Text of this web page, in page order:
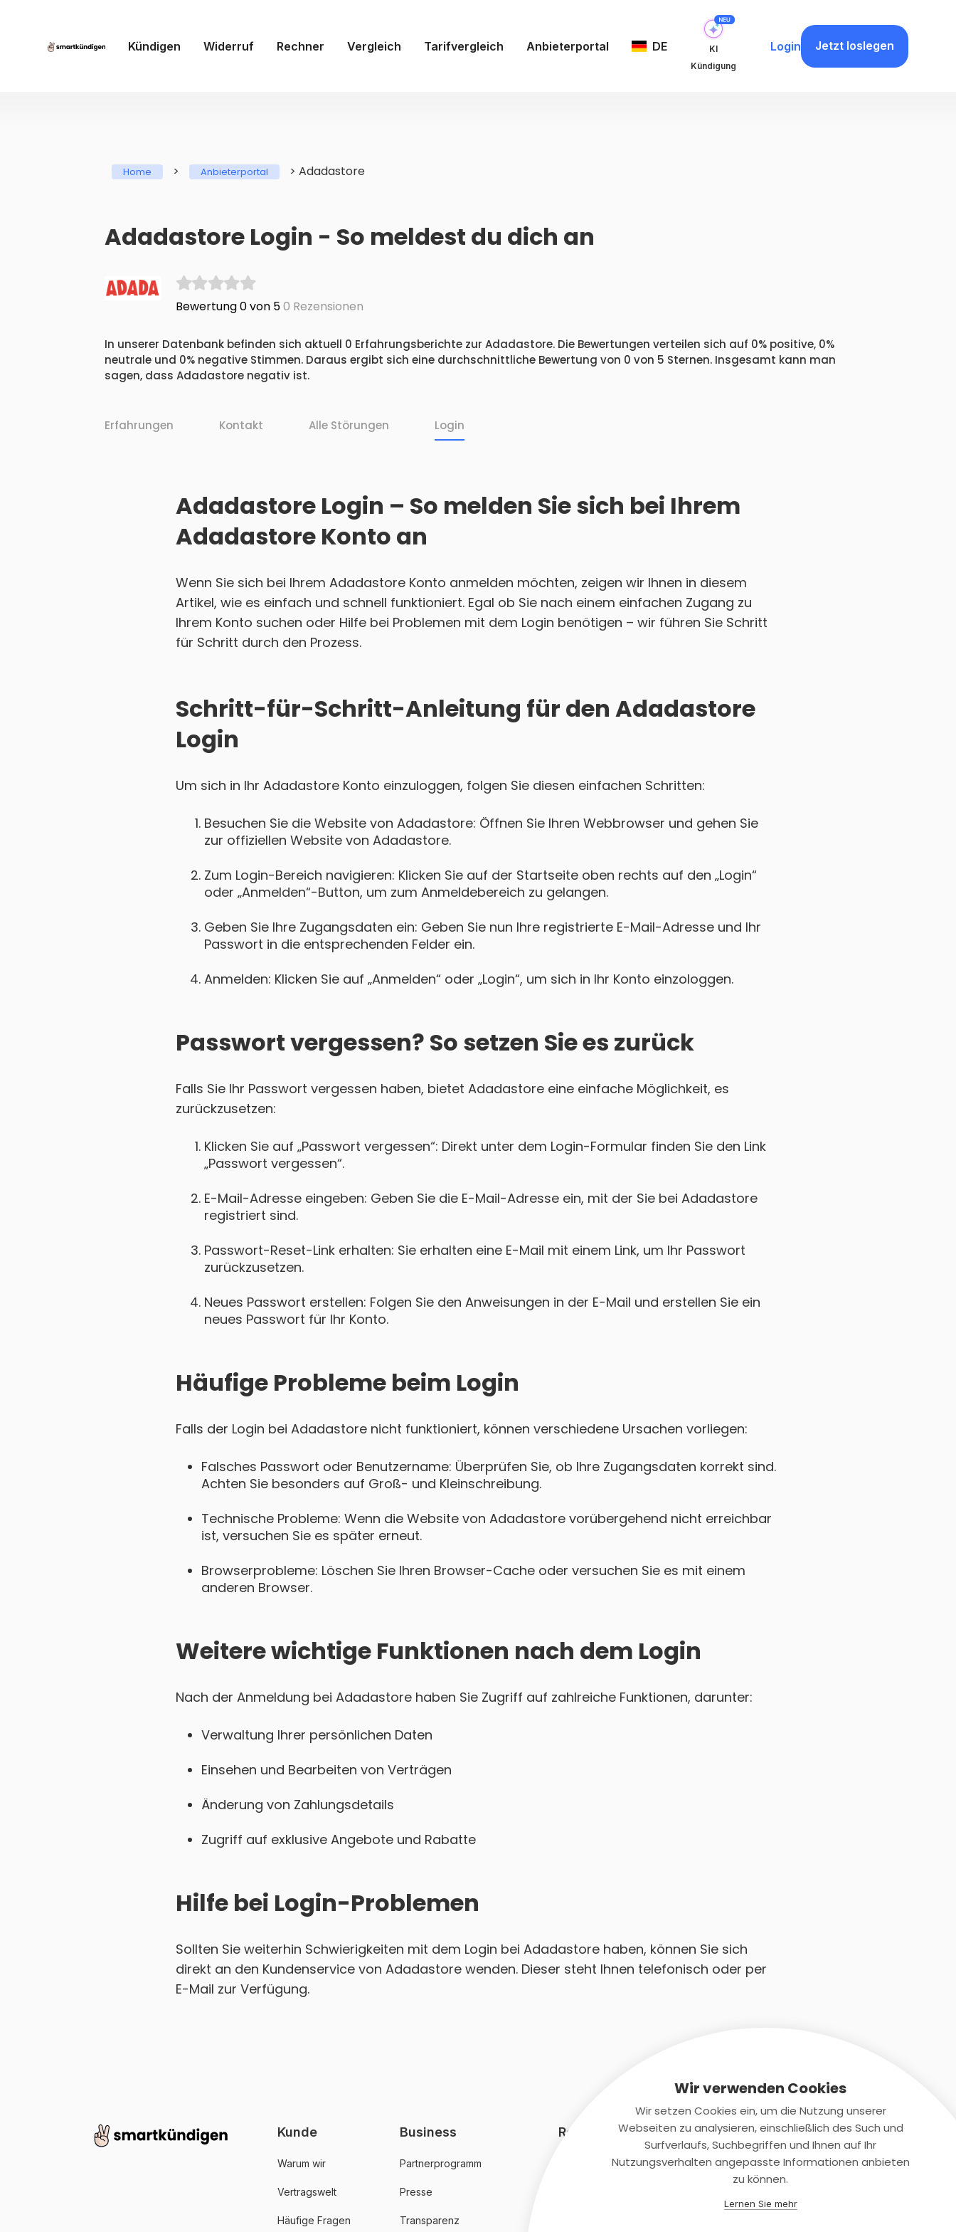
Kündigen Widerruf Rechner Vergleich Tarifvergleich Anbieterportal DE
KI
Kündigung
Login Jetzt loslegen
Home > Anbieterportal > Adadastore
Adadastore Login - So meldest du dich an
Bewertung 0 von 50 Rezensionen
In unserer Datenbank befinden sich aktuell 0 Erfahrungsberichte zur Adadastore. Die Bewertungen verteilen sich auf 0% positive, 0%
neutrale und 0% negative Stimmen. Daraus ergibt sich eine durchschnittliche Bewertung von 0 von 5 Sternen. Insgesamt kann man
sagen, dass Adadastore negativ ist.
Erfahrungen Kontakt Alle Störungen Login
Adadastore Login – So melden Sie sich bei Ihrem
Adadastore Konto an
Wenn Sie sich bei Ihrem Adadastore Konto anmelden möchten, zeigen wir Ihnen in diesem
Artikel, wie es einfach und schnell funktioniert. Egal ob Sie nach einem einfachen Zugang zu
Ihrem Konto suchen oder Hilfe bei Problemen mit dem Login benötigen – wir führen Sie Schritt
für Schritt durch den Prozess.
Schritt-für-Schritt-Anleitung für den Adadastore
Login
Um sich in Ihr Adadastore Konto einzuloggen, folgen Sie diesen einfachen Schritten:
Besuchen Sie die Website von Adadastore: Öffnen Sie Ihren Webbrowser und gehen Sie
zur offiziellen Website von Adadastore.
Zum Login-Bereich navigieren: Klicken Sie auf der Startseite oben rechts auf den „Login“
oder „Anmelden“-Button, um zum Anmeldebereich zu gelangen.
Geben Sie Ihre Zugangsdaten ein: Geben Sie nun Ihre registrierte E-Mail-Adresse und Ihr
Passwort in die entsprechenden Felder ein.
Anmelden: Klicken Sie auf „Anmelden“ oder „Login“, um sich in Ihr Konto einzologgen.
Passwort vergessen? So setzen Sie es zurück
Falls Sie Ihr Passwort vergessen haben, bietet Adadastore eine einfache Möglichkeit, es
zurückzusetzen:
Klicken Sie auf „Passwort vergessen“: Direkt unter dem Login-Formular finden Sie den Link
„Passwort vergessen“.
E-Mail-Adresse eingeben: Geben Sie die E-Mail-Adresse ein, mit der Sie bei Adadastore
registriert sind.
Passwort-Reset-Link erhalten: Sie erhalten eine E-Mail mit einem Link, um Ihr Passwort
zurückzusetzen.
Neues Passwort erstellen: Folgen Sie den Anweisungen in der E-Mail und erstellen Sie ein
neues Passwort für Ihr Konto.
Häufige Probleme beim Login
Falls der Login bei Adadastore nicht funktioniert, können verschiedene Ursachen vorliegen:
Falsches Passwort oder Benutzername: Überprüfen Sie, ob Ihre Zugangsdaten korrekt sind.
Achten Sie besonders auf Groß- und Kleinschreibung.
Technische Probleme: Wenn die Website von Adadastore vorübergehend nicht erreichbar
ist, versuchen Sie es später erneut.
Browserprobleme: Löschen Sie Ihren Browser-Cache oder versuchen Sie es mit einem
anderen Browser.
Weitere wichtige Funktionen nach dem Login
Nach der Anmeldung bei Adadastore haben Sie Zugriff auf zahlreiche Funktionen, darunter:
Verwaltung Ihrer persönlichen Daten
Einsehen und Bearbeiten von Verträgen
Änderung von Zahlungsdetails
Zugriff auf exklusive Angebote und Rabatte
Hilfe bei Login-Problemen
Sollten Sie weiterhin Schwierigkeiten mit dem Login bei Adadastore haben, können Sie sich
direkt an den Kundenservice von Adadastore wenden. Dieser steht Ihnen telefonisch oder per
E-Mail zur Verfügung.
Kunde
Warum wir
Vertragswelt
Häufige Fragen
Business
Partnerprogramm
Presse
Transparenz
Rechtliches Kontaktiere uns
+(49)2131/708-4280
Wir verwenden Cookies
Wir setzen Cookies ein, um die Nutzung unserer
Webseiten zu analysieren, einschließlich des Such und
Surfverlaufs, Suchbegriffen und Ihnen auf Ihr
Nutzungsverhalten angepasste Informationen anbieten
zu können.
Lernen Sie mehr